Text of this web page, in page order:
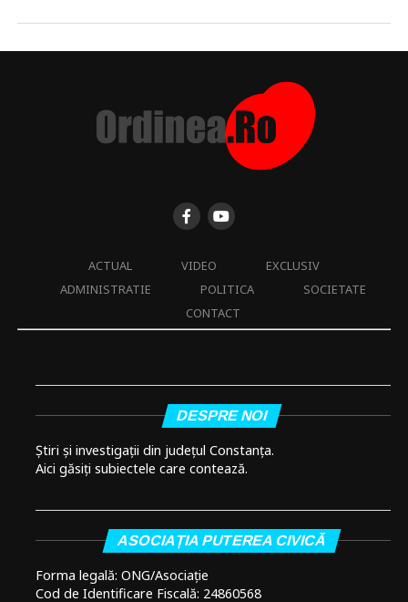
ACTUAL VIDEO
EXCLUSIV
ADMINISTRATIE
POLITICA
SOCIETATE
CONTACT
DESPRE NOI
Știri și investigații din județul Constanța.
Aici găsiți subiectele care contează.
ASOCIAȚIA PUTEREA CIVICĂ
Forma legală: ONG/Asociație
Cod de Identificare Fiscală: 24860568